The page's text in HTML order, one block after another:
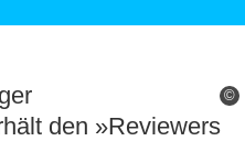
den »Reviewers
©